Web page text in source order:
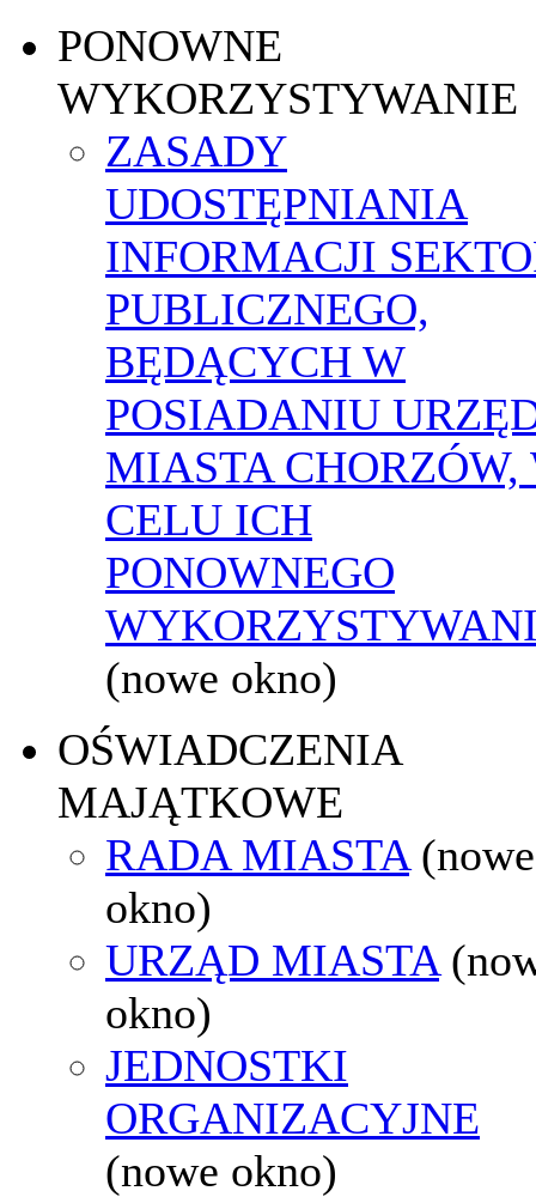
PONOWNE
WYKORZYSTYWANIE
ZASADY
UDOSTĘPNIANIA
INFORMACJI
PUBLICZNEGO,
BĘDĄCYCH W
POSIADANIU
MIASTA CHORZÓW,
CELU ICH
PONOWNEGO
(nowe okno)
OŚWIADCZENIA
MAJĄTKOWE
RADA MIASTA (nowe
okno)
URZĄD MIASTA
okno)
JEDNOSTKI
ORGANIZACYJNE
(nowe okno)